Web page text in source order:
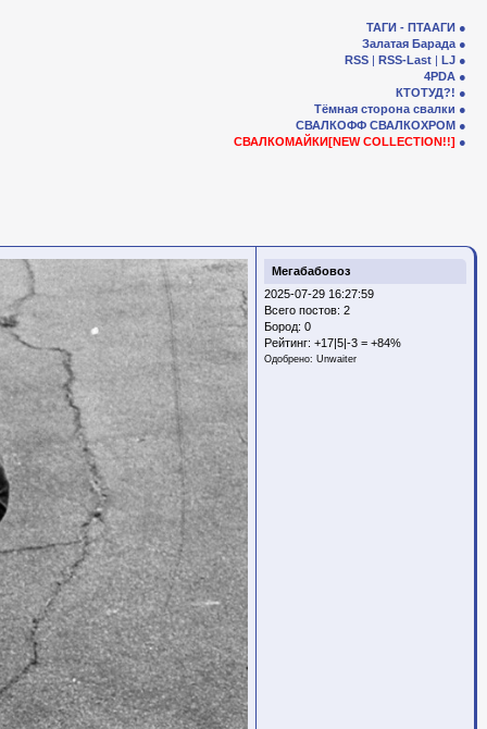
ТАГИ - ПТААГИ
Залатая Барада
RSS | RSS-Last | LJ
4PDA
КТОТУД?!
Тёмная сторона свалки
СВАЛКОФФ СВАЛКОХРОМ
СВАЛКОМАЙКИ[NEW COLLECTION!!]
Мегабабовоз
2025-07-29 16:27:59
Всего постов: 2
Бород: 0
Рейтинг: +17|5|-3 = +84%
Одобрено: Unwaiter